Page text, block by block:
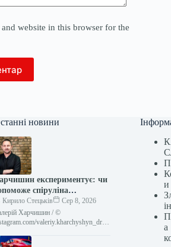
website in this browser for the
новини
експериментує: чи
спіруліна
Кирило Стецьків
Сер 8, 2026
Харчишин / ©
valeriy.kharchyshyn_dr
гурту «Друга Ріка», Валерій
и
а